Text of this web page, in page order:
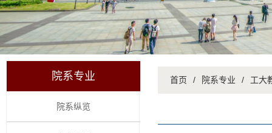
院系专业
院系纵览
首页 / 院系专业 / 工大